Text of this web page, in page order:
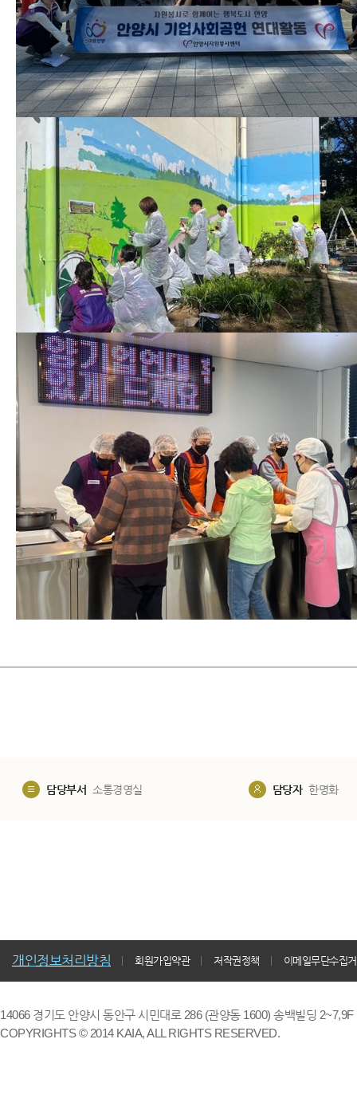
담당부서 소통경영실 담당자 한명화
개인정보처리방침 회원가입약관 저작권정책 이메일무단수집
14066 경기도 안양시 동안구 시민대로 286 (관양동 1600) 송백빌딩
COPYRIGHTS © 2014 KAIA, ALL RIGHTS RESERVED.